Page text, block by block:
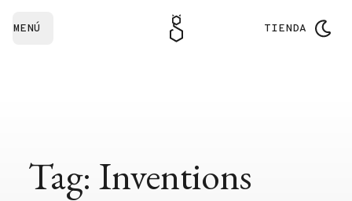
MENÚ TIENDA
Tag: Inventions